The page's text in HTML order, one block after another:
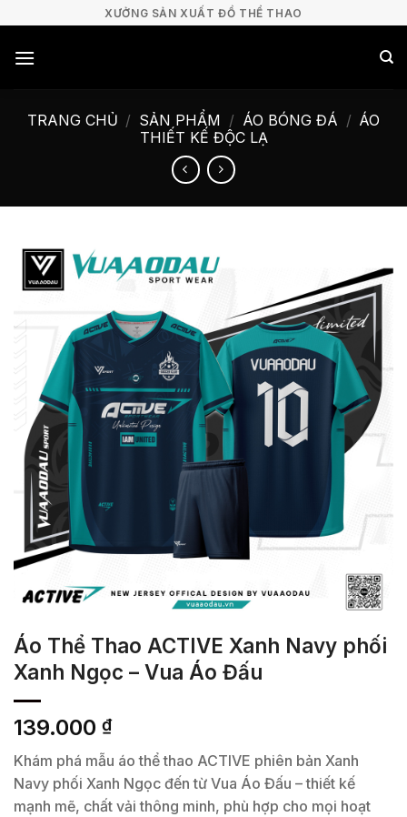
nội
XƯỞNG SẢN XUẤT ĐỒ THỂ THAO
TRANG CHỦ / SẢN PHẨM / ÁO BÓNG ĐÁ / ÁO
THIẾT KẾ ĐỘC LẠ
Áo Thể Thao ACTIVE Xanh Navy phối
Xanh Ngọc – Vua Áo Đấu
139.000 ₫
Khám phá mẫu áo thể thao ACTIVE phiên bản Xanh
Navy phối Xanh Ngọc đến từ Vua Áo Đấu – thiết kế
mạnh mẽ, chất vải thông minh, phù hợp cho mọi hoạt